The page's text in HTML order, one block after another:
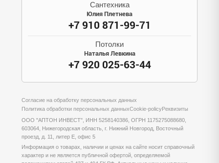
Сантехника
Юлия Плетнева
+7 910 871-99-71
Потолки
Наталья Левкина
+7 920 025-63-44
Согласие на обработку персональных данных
Политика обработки персональных данныхCookie-policyРеквизиты
ООО "АПТОН ИНВЕСТ", ИНН 5258140386, ОГРН 1175275088680,
603064, Нижегородская область, г. Нижний Новгород, Восточный
проезд, д. 11, литер Е, офис 5
Информация о товарах, наличии и ценах на сайте носит справочный
характер и не является публичной офертой, определяемой